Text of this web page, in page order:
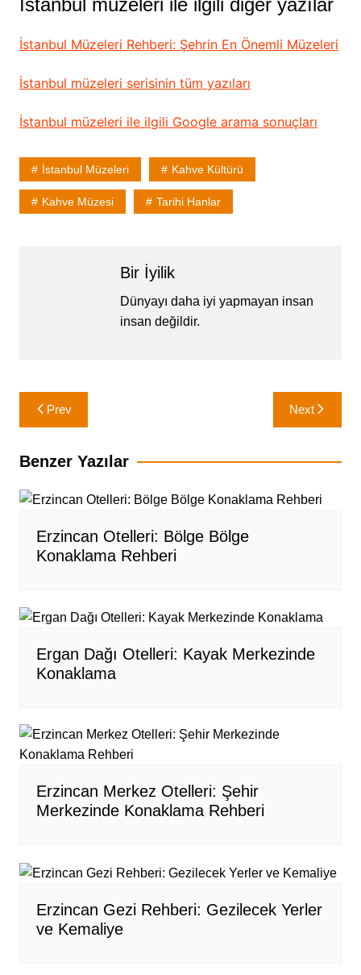
İstanbul Müzeleri Rehberi: Şehrin En Önemli Müzeleri
İstanbul müzeleri serisinin tüm yazıları
İstanbul müzeleri ile ilgili Google arama sonuçları
İstanbul Müzeleri Kahve Kültürü
Kahve Müzesi Tarihi Hanlar
Bir İyilik
Dünyayı daha iyi yapmayan insan
insan değildir.
Yazı
gezinmesi
Prev Next
Benzer Yazılar
Erzincan Otelleri: Bölge Bölge
Konaklama Rehberi
Ergan Dağı Otelleri: Kayak Merkezinde
Konaklama
Erzincan Merkez Otelleri: Şehir
Merkezinde Konaklama Rehberi
Erzincan Gezi Rehberi: Gezilecek Yerler
ve Kemaliye